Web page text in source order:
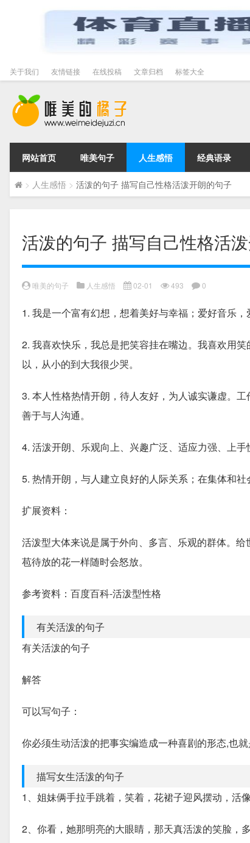
关于我们 友情链接 在线投稿 文章归档 标签大全
网站首页 唯美句子 人生感悟 经典语录
> 人生感悟 > 活泼的句子 描写自己性格活泼开朗的句子
活泼的句子 描写自己性格活
唯美的句子 人生感悟 02-01 493 0
1. 我是一个富有幻想，想着美好与幸福；爱好音乐
2. 我喜欢快乐，我总是把笑容挂在嘴边。我喜欢用
以，从小的到大我很少哭。
3. 本人性格热情开朗，待人友好，为人诚实谦虚。
善于与人沟通。
4. 活泼开朗、乐观向上、兴趣广泛、适应力强、上
5. 热情开朗，与人建立良好的人际关系；在集体和
扩展资料：
活泼型大体来说是属于外向、多言、乐观的群体。
苞待放的花一样随时会怒放。
参考资料：百度百科-活泼型性格
有关活泼的句子
有关活泼的句子
解答
可以写句子：
你必须生动活泼的把事实编造成一种喜剧的形态,也就
描写女生活泼的句子
1、姐妹俩手拉手跳着，笑着，花裙子迎风摆动，活
2、你看，她那明亮的大眼睛，那天真活泼的笑脸，